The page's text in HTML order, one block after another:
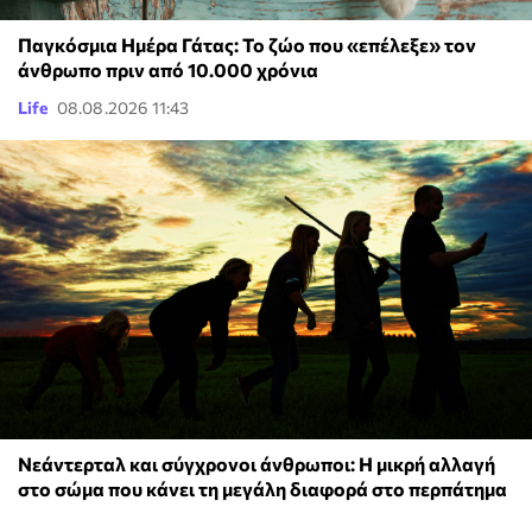
Παγκόσμια Ημέρα Γάτας: Το ζώο που «επέλεξε» τον
άνθρωπο πριν από 10.000 χρόνια
Life 08.08.2026 11:43
Νεάντερταλ και σύγχρονοι άνθρωποι: Η μικρή αλλαγή
στο σώμα που κάνει τη μεγάλη διαφορά στο περπάτημα